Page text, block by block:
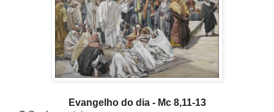
Evangelho do dia - Mc 8,11-13